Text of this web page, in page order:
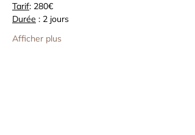
Tarif: 280€
Durée : 2 jours
Afficher plus